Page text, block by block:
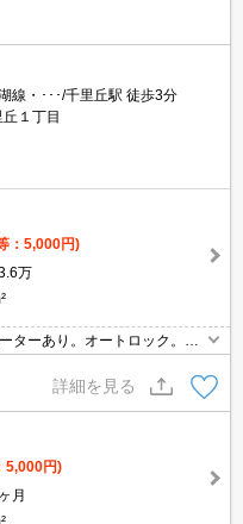
線・･･･/千里丘駅 徒歩3分
１丁目
：5,000円)
万
ターあり。オートロック。宅
詳細を見る
5,000円)
月